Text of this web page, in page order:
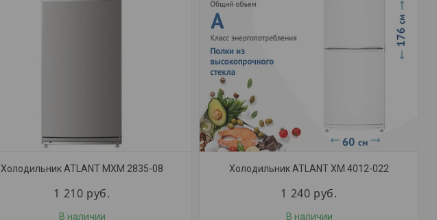
Холодильник ATLANT МХМ 2835-08
1 210 руб.
В наличии
Холодильник ATLANT ХМ 4012-022
1 240 руб.
В наличии